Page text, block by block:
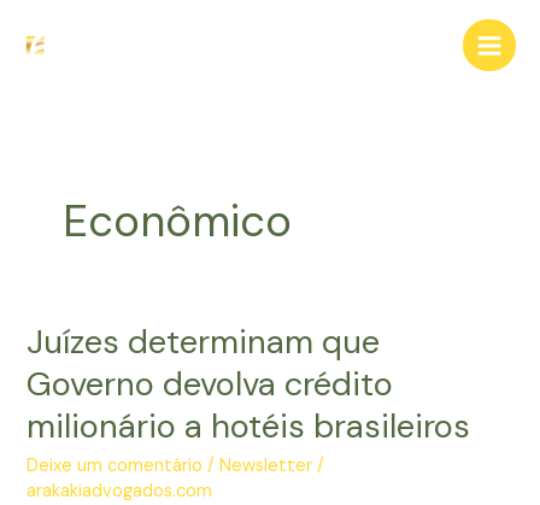
para
Econômico
Juízes determinam que
Governo devolva crédito
milionário a hotéis brasileiros
Deixe um comentário /Newsletter /
arakakiadvogados.com